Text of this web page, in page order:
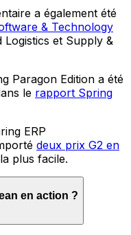
a également été
& Technology
Logistics et Supply &
Paragon Edition a été
le rapport Spring
ERP
deux prix G2 en
plus facile.
en action ?